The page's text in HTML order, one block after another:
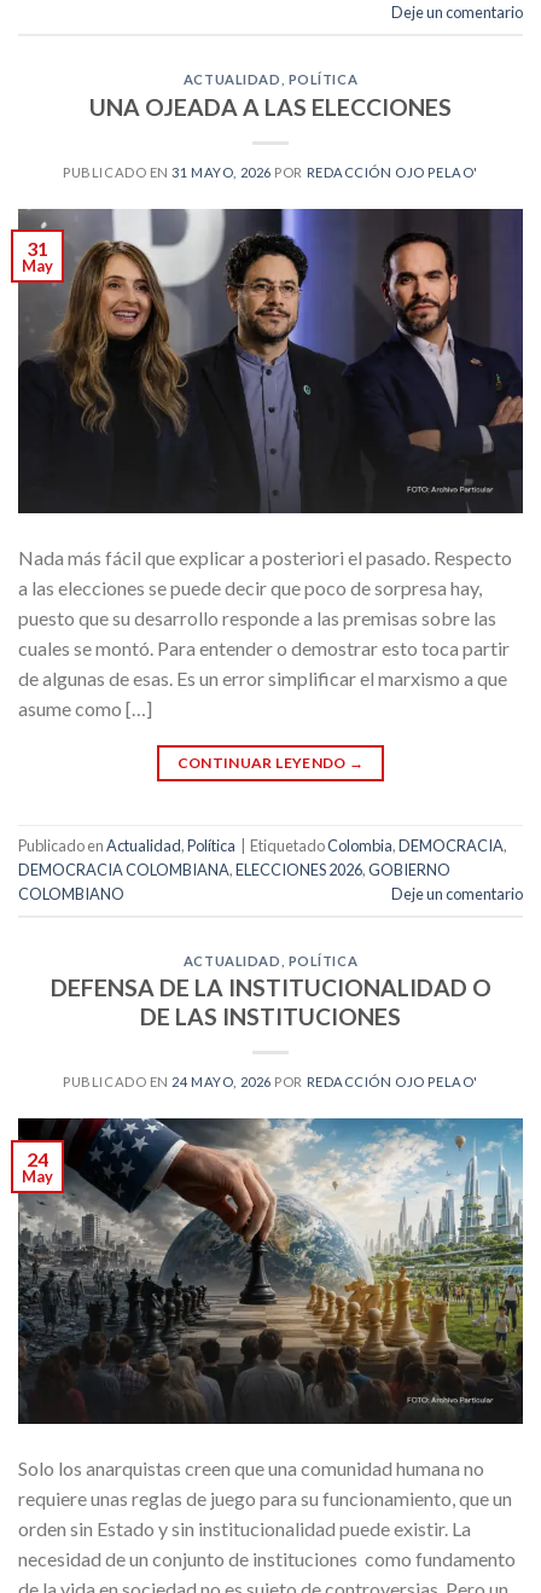
Deje un comentario
ACTUALIDAD POLÍTICA
UNA OJEADA A LAS ELECCIONES
PUBLICADO EN31 MAYO, 2026 POR REDACCIÓN OJO PELAO'
31
May
Nada más fácil que explicar a posteriori el pasado. Respecto
a las elecciones se puede decir que poco de sorpresa hay,
puesto que su desarrollo responde a las premisas sobre las
cuales se montó. Para entender o demostrar esto toca partir
de algunas de esas. Es un error simplificar el marxismo a que
asume como […]
CONTINUAR LEYENDO →
Publicado enActualidad,Política EtiquetadoColombia,DEMOCRACIA,
DEMOCRACIA COLOMBIANA,ELECCIONES 2026,GOBIERNO
COLOMBIANO
Deje un comentario
ACTUALIDAD POLÍTICA
DEFENSA DE LA INSTITUCIONALIDAD O
DE LAS INSTITUCIONES
PUBLICADO EN 24 MAYO, 2026 POR REDACCIÓN OJO PELAO'
24
May
Solo los anarquistas creen que una comunidad humana no
requiere unas reglas de juego para su funcionamiento, que un
orden sin Estado y sin institucionalidad puede existir. La
necesidad de un conjunto de instituciones como fundamento
de la vida en sociedad no es sujeto de controversias. Pero un